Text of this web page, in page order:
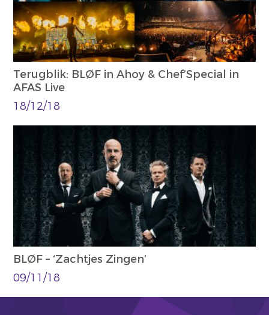
Terugblik: BLØF in Ahoy & Chef’Special in
AFAS Live
18/12/18
BLØF – ‘Zachtjes Zingen’
09/11/18